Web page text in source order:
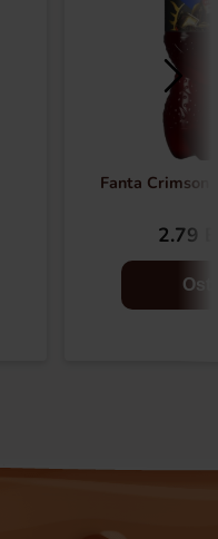
Fanta Crimson
2.79